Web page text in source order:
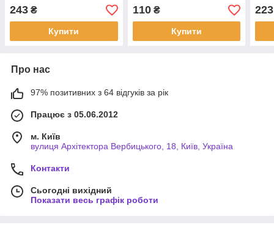
243 ₴
Купити
110₴
Купити
223
Про нас
97% позитивних з 64 відгуків за рік
Працює з 05.06.2012
м. Київ
вулиця Архітектора Вербицького, 18, Київ, Україна
Контакти
Сьогодні вихідний
Показати весь графік роботи